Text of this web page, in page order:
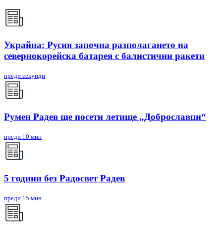
Украйна: Русия започна разполагането на
севернокорейска батарея с балистични ракети
преди секунди
Румен Радев ще посети летище „Доброславци“
преди 10 мин
5 години без Радосвет Радев
преди 15 мин